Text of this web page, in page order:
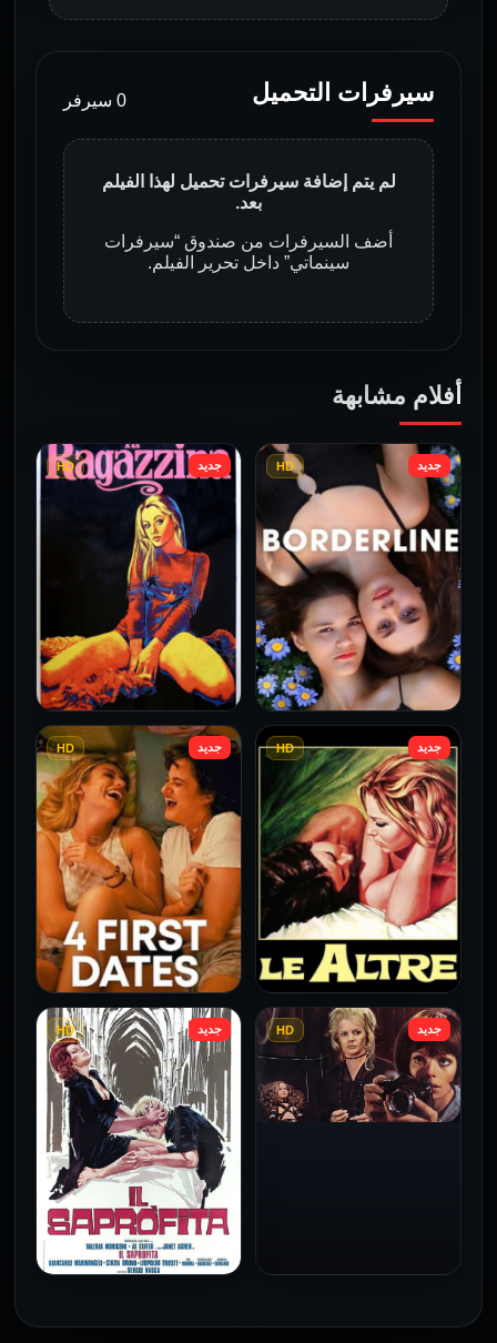
سيرفرات التحميل 0 سيرفر
لم يتم إضافة سيرفرات تحميل لهذا الفيلم
بعد.
أضف السيرفرات من صندوق “سيرفرات
سينماتي” داخل تحرير الفيلم.
أفلام مشابهة
جديد HD
فيلم Borderline مترجم
للكبار فقط
2026
جديد HD
فيلم Monika مترجم للكبار
فقط
2026
جديد HD
فيلم Le altre مترجم للكبار
فقط
2026
جديد HD
فيلم 4 First Dates مترجم
للكبار فقط
2026
جديد HD جديد HD
فيلم The Profiteer مترجم